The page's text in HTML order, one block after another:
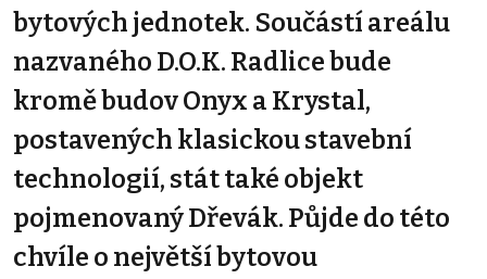
bytových jednotek. Součástí areálu
nazvaného D.O.K. Radlice bude
kromě budov Onyx a Krystal,
postavených klasickou stavební
technologií, stát také objekt
pojmenovaný Dřevák. Půjde do této
chvíle o největší bytovou